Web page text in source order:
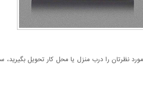
را درب منزل یا محل کار تحویل بگیرید،